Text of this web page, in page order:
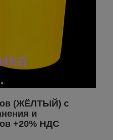
(ЖЁЛТЫЙ) с
и
+20% НДС